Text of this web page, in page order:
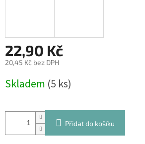
22,90 Kč
20,45 Kč bez DPH
cena:
Skladem (5 ks)
Přidat do košíku